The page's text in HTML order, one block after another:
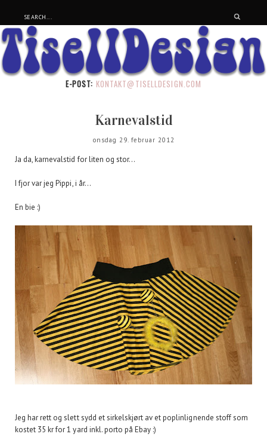
E-POST: KONTAKT@TISELLDESIGN.COM
Karnevalstid
onsdag 29. februar 2012
Ja da, karnevalstid for liten og stor...
I fjor var jeg Pippi, i år...
En bie :)
Jeg har rett og slett sydd et sirkelskjørt av et poplinlignende stoff som
kostet 35 kr for 1 yard inkl. porto på Ebay :)